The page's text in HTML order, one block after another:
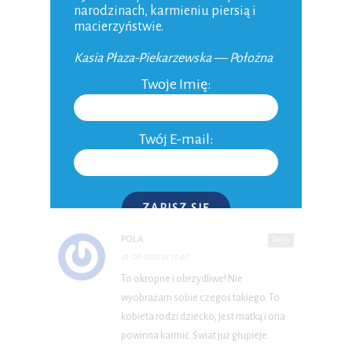
się nieswojo widząc swojego męża
karmiącego małego N. Ja nie jestem
Reply
ja uważam, iż jest to niesamowite a tym
POLA
To okropne i obrzydliwe! Nie
wyobrażam sobie czegoś takiego. To
kobieta rodzi dziecko, jest matką i ona
powinna karmić. Świat już głupieje…
narodzinach, karmieniu piersią i
macierzyństwie.
Kasia Płaza-Piekarzewska — Położna
Twoje Imię:
Twój E-mail:
ZAPISZ SIĘ
P.S. W każdej chwili możesz wypisać się z kursu.